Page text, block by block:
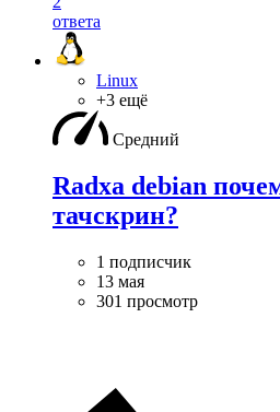
ответа
Linux
+3 ещё
Средний
Radxa debian
тачскрин?
1 подписчик
13 мая
301 просмотр